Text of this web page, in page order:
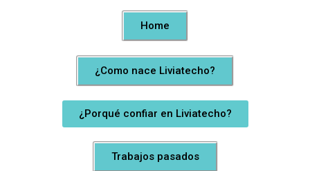
Home
¿Como nace Liviatecho?
¿Porqué confiar en Liviatecho?
Trabajos pasados